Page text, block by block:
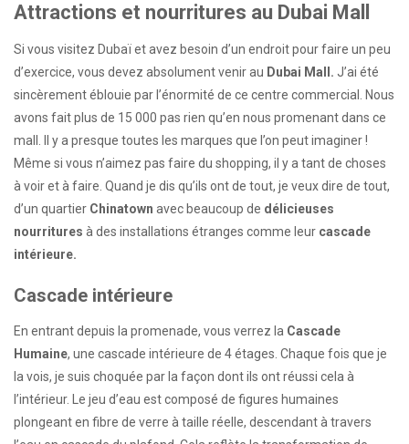
Attractions et nourritures au Dubai Mall
Si vous visitez Dubaï et avez besoin d’un endroit pour faire un peu
d’exercice, vous devez absolument venir au Dubai Mall. J’ai été
sincèrement éblouie par l’énormité de ce centre commercial. Nous
avons fait plus de 15 000 pas rien qu’en nous promenant dans ce
mall. Il y a presque toutes les marques que l’on peut imaginer !
Même si vous n’aimez pas faire du shopping, il y a tant de choses
à voir et à faire. Quand je dis qu’ils ont de tout, je veux dire de tout,
d’un quartier Chinatown avec beaucoup de délicieuses
nourritures à des installations étranges comme leur cascade
intérieure.
Cascade intérieure
En entrant depuis la promenade, vous verrez la Cascade
Humaine, une cascade intérieure de 4 étages. Chaque fois que je
la vois, je suis choquée par la façon dont ils ont réussi cela à
l’intérieur. Le jeu d’eau est composé de figures humaines
plongeant en fibre de verre à taille réelle, descendant à travers